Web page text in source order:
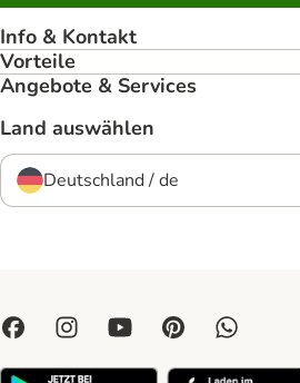
Info & Kontakt
Vorteile
Angebote & Services
Land auswählen
Deutschland / de